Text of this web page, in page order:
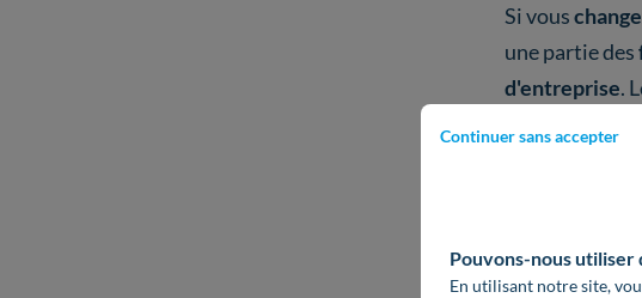
Continuer sans accepter
Pouvons-nous utiliser
En utilisant notre site,
Si vous
une partie des
d'entreprise.
un